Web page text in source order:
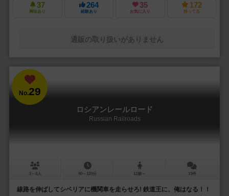
37
興味あり
264
経験あり
35
お気に入り
172
持ってる
通販の取り扱いがありません
No.29
ロシアンレールロード
Russian Railroads
2～4人 90～120分 12歳～ 13件
線路を伸ばしてシベリアに機関車を走らせろ! 鉄道王に、俺はなる！！